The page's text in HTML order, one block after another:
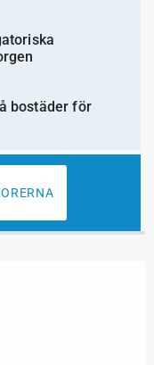
bostäder för